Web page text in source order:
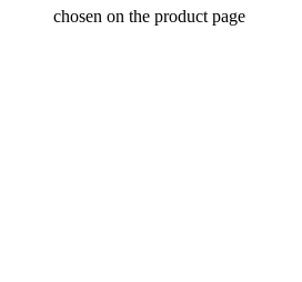
chosen on the product page